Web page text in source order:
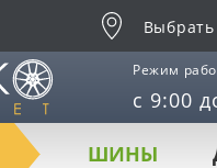
Выбрать
Режим
с 9:00
ШИНЫ